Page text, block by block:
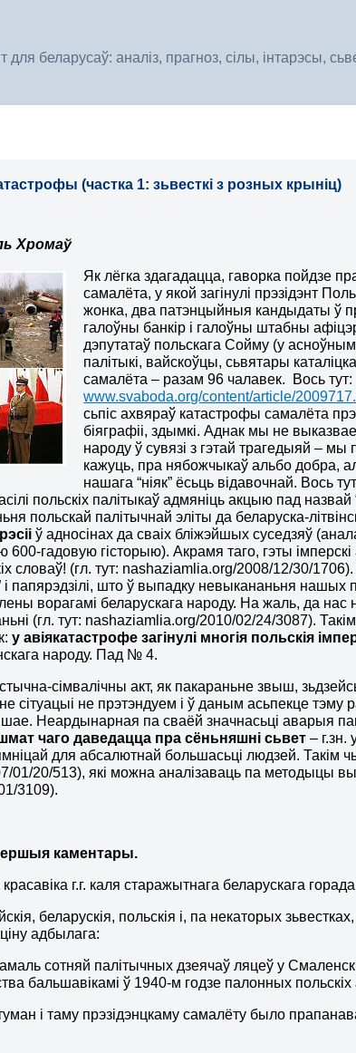
беларусаў: аналіз, прагноз, сілы, інтарэсы,
(частка 1: зьвесткі з розных крыніц)
Хромаў
Як лёгка здагадацца, гаворка пойдзе
самалёта, у якой загінулі прэзідэнт
жонка, два патэнцыйныя кандыдаты ў
галоўны банкір і галоўны штабны
дэпутатаў польскага Сойму (у
палітыкі, вайскоўцы, сьвятары
самалёта – разам 96 чалавек. Вось тут:
www.svaboda.org/content/article/
сьпіс ахвяраў катастрофы самалёта
біяграфіі, здымкі. Аднак мы не
народу ў сувязі з гэтай трагедыяй –
кажуць, пра нябожчыкаў альбо добра,
нашага “ніяк” ёсьць відавочнай. Вось
польскіх палітыкаў адмяніць акцыю пад назвай
польскай палітычнай эліты да беларуска-
ў адносінах да сваіх бліжэйшых суседзяў
гадовую гісторыю). Акрамя таго, гэты
словаў! (гл. тут: nashaziamlia.org/2008/12/30/
і папярэдзілі, што ў выпадку невыкананьня нашых
ворагамі беларускага народу. На жаль, да
(гл. тут: nashaziamlia.org/2010/02/24/3087).
у авіякатастрофе загінулі многія польскія
народу. Пад № 4.
сімвалічны акт, як пакараньне звыш,
сітуацыі не прэтэндуем і ў даным асьпекце тэму
Неардынарная па сваёй значнасьці аварыя
чаго даведацца пра сёньняшні сьвет – г.зн.
для абсалютнай большасьці людзей. Такім
01/20/513), які можна аналізаваць па методыцы
3109).
каментары.
г.г. каля старажытнага беларускага
беларускія, польскія і, па некаторых
адбылага:
сотняй палітычных дзеячаў ляцеў у
бальшавікамі ў 1940-м годзе палонных польскіх
і таму прэзідэнцкаму самалёту было